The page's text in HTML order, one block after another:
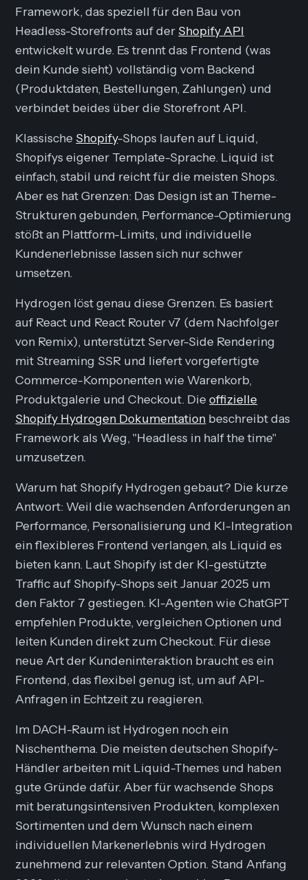
Framework, das speziell für den Bau von
Headless-Storefronts auf der Shopify API
entwickelt wurde. Es trennt das Frontend (was
dein Kunde sieht) vollständig vom Backend
(Produktdaten, Bestellungen, Zahlungen) und
verbindet beides über die Storefront API.
Klassische Shopify-Shops laufen auf Liquid,
Shopifys eigener Template-Sprache. Liquid ist
einfach, stabil und reicht für die meisten Shops.
Aber es hat Grenzen: Das Design ist an Theme-
Strukturen gebunden, Performance-Optimierung
stößt an Plattform-Limits, und individuelle
Kundenerlebnisse lassen sich nur schwer
umsetzen.
Hydrogen löst genau diese Grenzen. Es basiert
auf React und React Router v7 (dem Nachfolger
von Remix), unterstützt Server-Side Rendering
mit Streaming SSR und liefert vorgefertigte
Commerce-Komponenten wie Warenkorb,
Produktgalerie und Checkout. Dieoffizielle
Shopify Hydrogen Dokumentation beschreibt das
Framework als Weg, "Headless in half the time"
umzusetzen.
Warum hat Shopify Hydrogen gebaut? Die kurze
Antwort: Weil die wachsenden Anforderungen an
Performance, Personalisierung und KI-Integration
ein flexibleres Frontend verlangen, als Liquid es
bieten kann. Laut Shopify ist der KI-gestützte
Traffic auf Shopify-Shops seit Januar 2025 um
den Faktor 7 gestiegen. KI-Agenten wie ChatGPT
empfehlen Produkte, vergleichen Optionen und
leiten Kunden direkt zum Checkout. Für diese
neue Art der Kundeninteraktion braucht es ein
Frontend, das flexibel genug ist, um auf API-
Anfragen in Echtzeit zu reagieren.
Im DACH-Raum ist Hydrogen noch ein
Nischenthema. Die meisten deutschen Shopify-
Händler arbeiten mit Liquid-Themes und haben
gute Gründe dafür. Aber für wachsende Shops
mit beratungsintensiven Produkten, komplexen
Sortimenten und dem Wunsch nach einem
individuellen Markenerlebnis wird Hydrogen
zunehmend zur relevanten Option. Stand Anfang